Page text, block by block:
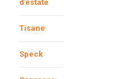
d’estate
Tisane
Speck